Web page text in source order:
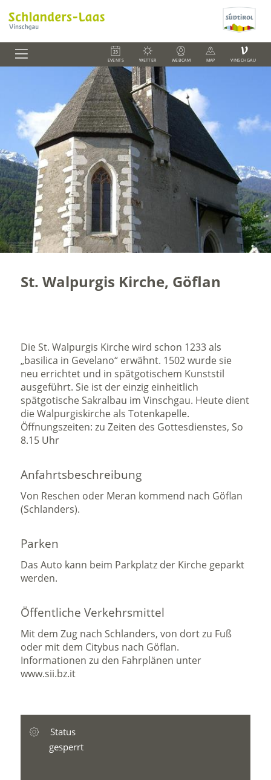
EVENTS WETTER WEBCAM MAP
V
VINSCHGAU
St. Walpurgis Kirche, Göflan
Die St. Walpurgis Kirche wird schon 1233 als
„basilica in Gevelano“ erwähnt. 1502 wurde sie
neu errichtet und in spätgotischem Kunststil
ausgeführt. Sie ist der einzig einheitlich
spätgotische Sakralbau im Vinschgau. Heute dient
die Walpurgiskirche als Totenkapelle.
Öffnungszeiten: zu Zeiten des Gottesdienstes, So
8.15 Uhr
Anfahrtsbeschreibung
Von Reschen oder Meran kommend nach Göflan
(Schlanders).
Parken
Das Auto kann beim Parkplatz der Kirche geparkt
werden.
Öffentliche Verkehrsmittel
Mit dem Zug nach Schlanders, von dort zu Fuß
oder mit dem Citybus nach Göflan.
Informationen zu den Fahrplänen unter
www.sii.bz.it
Status
gesperrt